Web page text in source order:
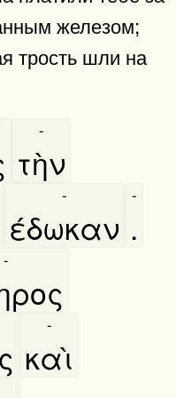
железом;
трость шли на
τὴν
-
έδωκαν
-
.
-
-
καὶ
-